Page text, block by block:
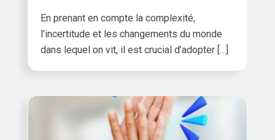
En prenant en compte la complexité,
l’incertitude et les changements du monde
dans lequel on vit, il est crucial d’adopter […]